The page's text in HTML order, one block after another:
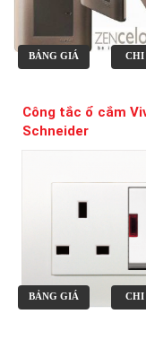
BẢNG GIÁ CHI
Công tắc ổ cắm
Schneider
BẢNG GIÁ CHI